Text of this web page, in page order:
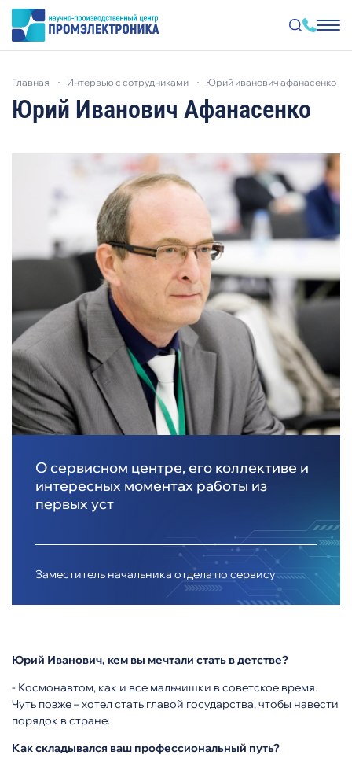
основному
главная интервью с сотрудниками юрий иванович афанасенко
Юрий Иванович Афанасенко
О сервисном центре, его коллективе и
интересных моментах работы из
первых уст
Заместитель начальника отдела по сервису
Юрий Иванович, кем вы мечтали стать в детстве?
- Космонавтом, как и все мальчишки в советское время.
Чуть позже – хотел стать главой государства, чтобы навести
порядок в стране.
Как складывался ваш профессиональный путь?